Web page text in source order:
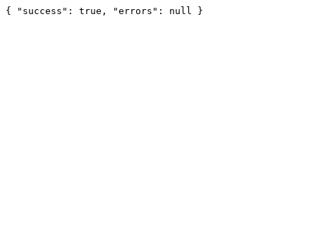
{ "success": true, "errors": null }